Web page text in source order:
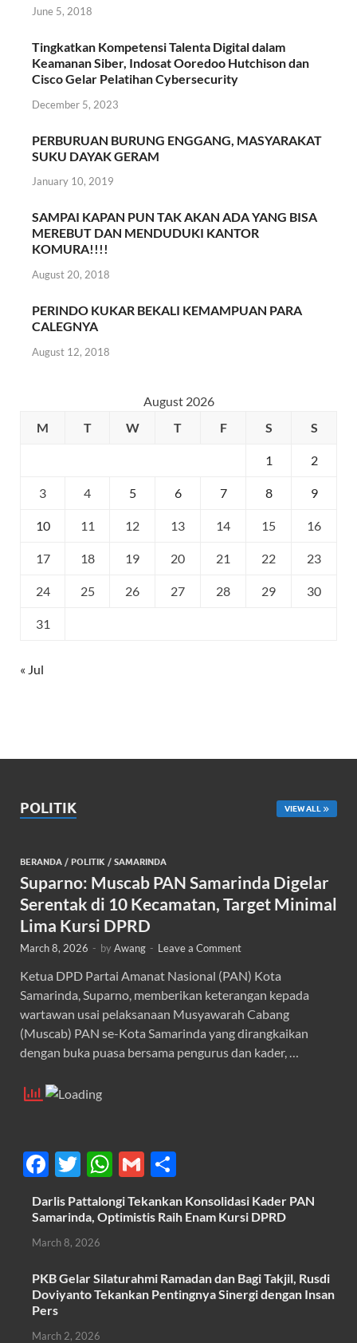
June 5, 2018
Tingkatkan Kompetensi Talenta Digital dalam
Keamanan Siber, Indosat Ooredoo Hutchison dan
Cisco Gelar Pelatihan Cybersecurity
December 5, 2023
PERBURUAN BURUNG ENGGANG, MASYARAKAT
SUKU DAYAK GERAM
January 10, 2019
SAMPAI KAPAN PUN TAK AKAN ADA YANG BISA
MEREBUT DAN MENDUDUKI KANTOR
KOMURA!!!!
August 20, 2018
PERINDO KUKAR BEKALI KEMAMPUAN PARA
CALEGNYA
August 12, 2018
August 2026
M
T W T F S S
1 2
3 4 5 6 7 8 9
10 11 12 13 14 15 16
17 18 19 20 21 22 23
24 25 26 27 28 29 30
31
« Jul
POLITIK VIEW ALL
BERANDA / POLITIK / SAMARINDA
Suparno: Muscab PAN Samarinda Digelar
Serentak di 10 Kecamatan, Target Minimal
Lima Kursi DPRD
March 8, 2026 - byAwang - Leave a Comment
Ketua DPD Partai Amanat Nasional (PAN) Kota
Samarinda, Suparno, memberikan keterangan kepada
wartawan usai pelaksanaan Musyawarah Cabang
(Muscab) PAN se-Kota Samarinda yang dirangkaikan
dengan buka puasa bersama pengurus dan kader, …
F
ac
e
b
o
o
k
T
w
itt
er
W
h
at
A
p
G
m
ail
h
ar
Darlis Pattalongi Tekankan Konsolidasi Kader PAN
Samarinda, Optimistis Raih Enam Kursi DPRD
March 8, 2026
PKB Gelar Silaturahmi Ramadan dan Bagi Takjil, Rusdi
Doviyanto Tekankan Pentingnya Sinergi dengan Insan
Pers
March 2, 2026